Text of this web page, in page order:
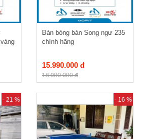
Bàn bóng bàn Song ngư 235
chính hãng
15.990.000 đ
18.900.000 đ
- 21 % - 16 %